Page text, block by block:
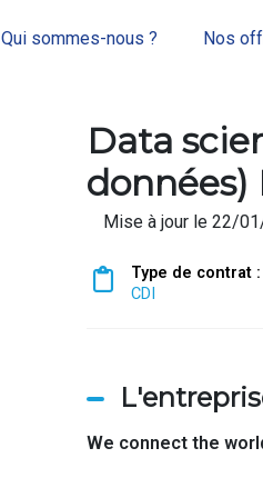
Qui sommes-nous ? Nos
Data
données)
Mise à jour le 22/
Type de contrat :
CDI
We connect the